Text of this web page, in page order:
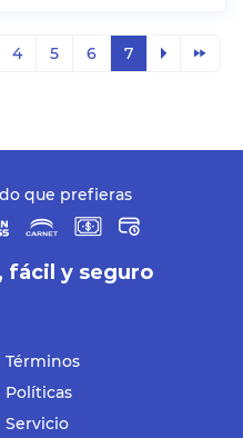
4 5 6 7
que prefieras
fácil y seguro
Términos
Políticas
Servicio